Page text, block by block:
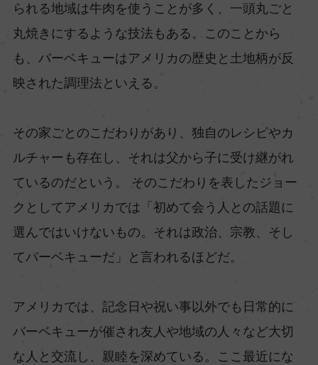
られる地域は牛肉を使うことが多く、一頭丸ごと
丸焼きにするような技法もある。このことから
も、バーベキューはアメリカの歴史と土地柄が反
映された調理法といえる。
その家ごとのこだわりがあり、独自のレシピやカ
ルチャーも存在し、それは父から子に受け継がれ
ているのだという。 そのこだわりを表したジョー
クとしてアメリカでは「初めて会う人との話題に
選んではいけないもの。それは政治、宗教、そし
てバーベキューだ」と言われるほどだ。
アメリカでは、記念日や祝い事以外でも日常的に
バーベキューが催され友人や地域の人々など大切
な人と交流し、親睦を深めている。ここ最近にな